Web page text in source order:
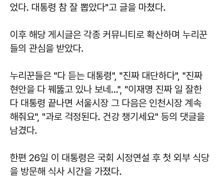
었다. 대통령 참 잘 뽑았다"고 글을 마쳤다.
이후 해당 게시글은 각종 커뮤니티로 확산하며 누리꾼
들의 관심을 받았다.
누리꾼들은 "다 듣는 대통령", "진짜 대단하다", "진짜
현안을 다 꿰뚫고 있나 보네...", "이재명 진짜 일 잘한
다 대통령 끝나면 서울시장 그 다음은 인천시장 계속
해줘요", "과로 걱정된다. 건강 챙기세요" 등의 댓글을
남겼다.
한편 26일 이 대통령은 국회 시정연설 후 첫 외부 식당
을 방문해 식사 시간을 가졌다.